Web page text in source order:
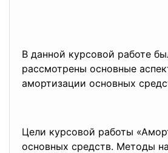
В данной курсовой работе
рассмотрены основные
амортизации основных
Цели курсовой работы
основных средств. Методы